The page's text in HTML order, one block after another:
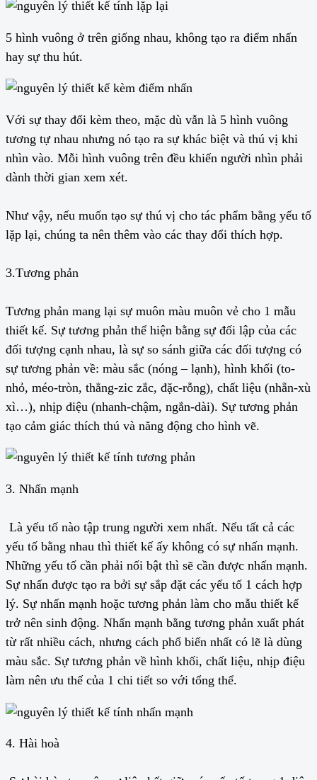
5 hình vuông ở trên giống nhau, không tạo ra điểm nhấn
hay sự thu hút.
Với sự thay đổi kèm theo, mặc dù vẫn là 5 hình vuông
tương tự nhau nhưng nó tạo ra sự khác biệt và thú vị khi
nhìn vào. Mỗi hình vuông trên đều khiến người nhìn phải
dành thời gian xem xét.
Như vậy, nếu muốn tạo sự thú vị cho tác phẩm bằng yếu tố
lặp lại, chúng ta nên thêm vào các thay đổi thích hợp.
3.Tương phản
Tương phản mang lại sự muôn màu muôn vẻ cho 1 mẫu
thiết kế. Sự tương phản thể hiện bằng sự đối lập của các
đối tượng cạnh nhau, là sự so sánh giữa các đối tượng có
sự tương phản về: màu sắc (nóng – lạnh), hình khối (to-
nhỏ, méo-tròn, thẳng-zic zắc, đặc-rỗng), chất liệu (nhẵn-xù
xì…), nhịp điệu (nhanh-chậm, ngắn-dài). Sự tương phản
tạo cảm giác thích thú và năng động cho hình vẽ.
3. Nhấn mạnh
Là yếu tố nào tập trung người xem nhất. Nếu tất cả các
yếu tố bằng nhau thì thiết kế ấy không có sự nhấn mạnh.
Những yếu tố cần phải nối bật thì sẽ cần được nhấn mạnh.
Sự nhấn được tạo ra bởi sự sắp đặt các yếu tố 1 cách hợp
lý. Sự nhấn mạnh hoặc tương phản làm cho mẫu thiết kế
trở nên sinh động. Nhấn mạnh bằng tương phản xuất phát
từ rất nhiều cách, nhưng cách phổ biến nhất có lẽ là dùng
màu sắc. Sự tương phản về hình khối, chất liệu, nhịp điệu
làm nên ưu thế của 1 chi tiết so với tổng thể.
4. Hài hoà